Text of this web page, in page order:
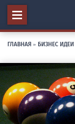
ГЛАВНАЯ » БИЗНЕС ИДЕИ